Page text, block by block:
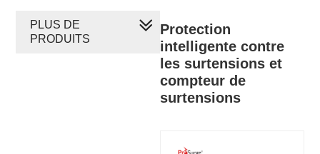
Protection
intelligente contre
les surtensions et
compteur de
surtensions
PLUS DE
PRODUITS